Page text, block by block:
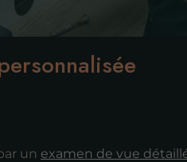
un examen de vue